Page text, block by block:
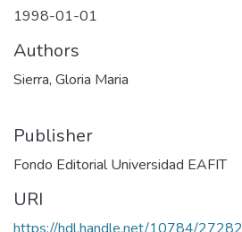
1998-01-01
Authors
Sierra, Gloria Maria
Publisher
Fondo Editorial Universidad EAFIT
URI